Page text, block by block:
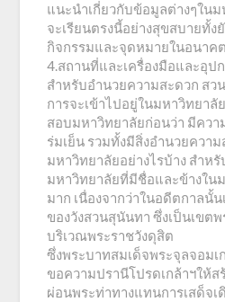
แนะนำเกี่ยวกับข้อมูลต่างๆใน
จะเรียนตรงนี้อย่างสุขสบายทั้ง
กิจกรรมและจุดหมายในอนาคต
4.สถานที่และเครื่องมือและอุ
สำหรับอำนวยความสะดวก สว
การจะเข้าไปอยู่ในมหาวิทยาลั
สอบมหาวิทยาลัยก่อนว่า มีคว
ร่มเย็น รวมทั้งมีสิ่งอำนวยควา
มหาวิทยาลัยอย่างไรบ้าง สำหรั
มหาวิทยาลัยที่มีชื่อและข้างใน
มาก เนื่องจากว่าในอดีตกาลนั้
ของวังสวนสุนันทา ซึ่งเป็นเขต
บริเวณพระราชวังดุสิต
ซึ่งพระบาทสมเด็จพระจุลจอมเ
ขอความปรานีโปรดเกล้าฯให้ส
ผ่อนพระท่าทางแทนการเสด็จเ